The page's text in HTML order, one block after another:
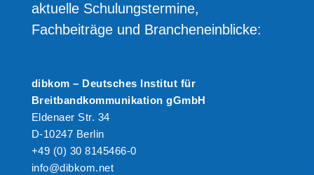
aktuelle Schulungstermine,
Fachbeiträge und Brancheneinblicke:
dibkom – Deutsches Institut für
Breitbandkommunikation gGmbH
Eldenaer Str. 34
D-10247 Berlin
+49 (0) 30 8145466-0
info@dibkom.net